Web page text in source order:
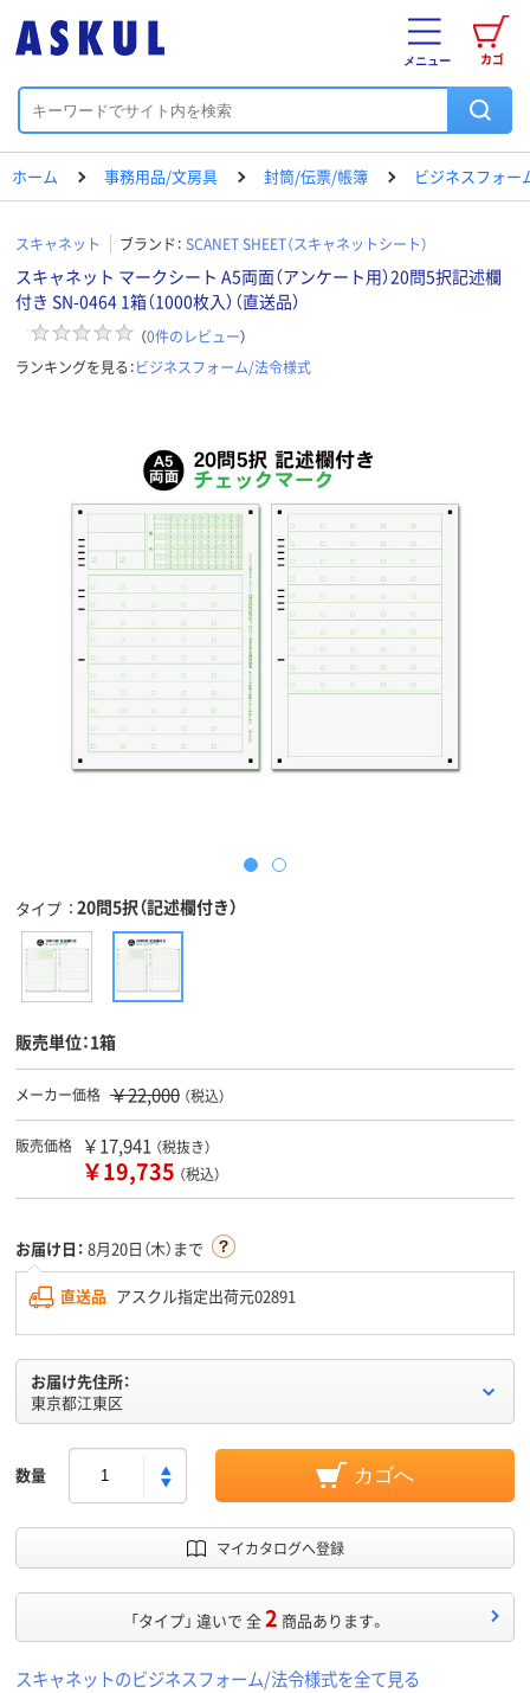
カゴ
メニュー
ホーム 事務用品/文房具 封筒/伝票/帳簿 ビジネスフォー
スキャネット ブランド： SCANET SHEET（スキャネットシート）
スキャネット マークシート A5両面（アンケート用）20問5択記述欄
付き SN-0464 1箱（1000枚入）（直送品）
（0件のレビュー）
ランキングを見る：ビジネスフォーム/法令様式
タイプ 20問5択（記述欄付き）
販売単位：1箱
メーカー価格 ￥22,000 （税込）
販売価格 ￥17,941 （税抜き）
￥19,735 （税込）
お届け日： 8月20日（木）まで
直送品 アスクル指定出荷元02891
お届け先住所：
東京都江東区
数量 カゴへ
マイカタログへ登録
「タイプ」 違いで 全2 商品あります。
スキャネットのビジネスフォーム/法令様式を全て見る